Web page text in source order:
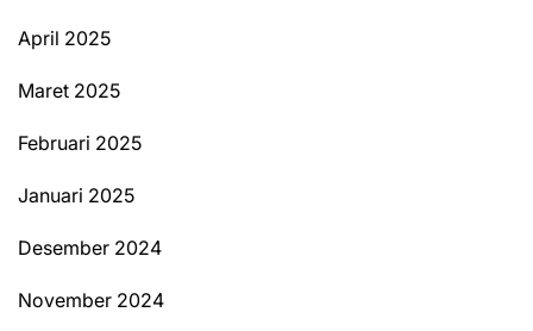
April 2025
Maret 2025
Februari 2025
Januari 2025
Desember 2024
November 2024